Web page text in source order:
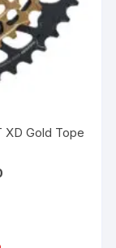
XD Gold Tope
El